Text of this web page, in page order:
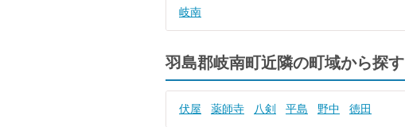
岐南
羽島郡岐南町近隣の町域から探す
伏屋 薬師寺 八剣 平島 野中 徳田